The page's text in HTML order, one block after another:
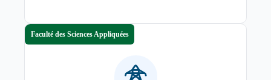
Faculté des Sciences Appliquées